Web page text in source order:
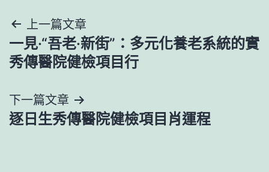
文
章
覽
上一篇文章
一見·“吾老·新街”：多元化養老系統的實
秀傳醫院健檢項目行
下一篇文章
逐日生秀傳醫院健檢項目肖運程